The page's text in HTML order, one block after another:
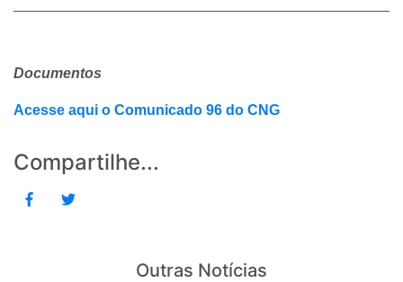
Documentos
Acesse aqui o Comunicado 96 do CNG
Compartilhe...
Outras Notícias